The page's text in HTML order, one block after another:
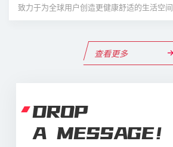
致力于为全球用户创造更健康舒适的生活空间
查看更多
DROP
A MESSAGE！